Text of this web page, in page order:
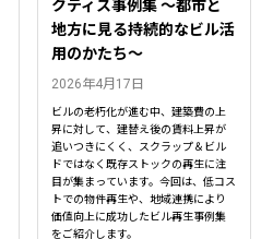
クティス事例集 ～都市と
地方に見る持続的なビル活
用のかたち～
2026年4月17日
ビルの老朽化が進む中、建築費の上
昇に対して、建替え後の賃料上昇が
追いつきにくく、スクラップ＆ビル
ドではなく既存ストックの再生に注
目が集まっています。今回は、低コス
トでの物件再生や、地域連携により
価値向上に成功したビル再生事例集
をご紹介します。